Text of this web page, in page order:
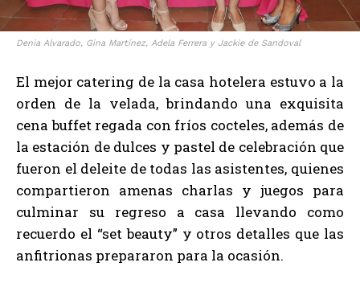
Denia Alvarado, Gina Martínez, Adela Ferrera y Jackie de Sandoval
El mejor catering de la casa hotelera estuvo a la
orden de la velada, brindando una exquisita
cena buffet regada con fríos cocteles, además de
la estación de dulces y pastel de celebración que
fueron el deleite de todas las asistentes, quienes
compartieron amenas charlas y juegos para
culminar su regreso a casa llevando como
recuerdo el “set beauty” y otros detalles que las
anfitrionas prepararon para la ocasión.